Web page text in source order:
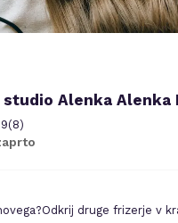
studio Alenka Alenka
(8)
Odkrij druge frizerje v